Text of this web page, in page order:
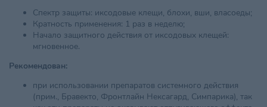
Спектр защиты: иксодовые клещи, блохи, вши, власоеды;
Кратность применения: 1 раз в неделю;
Начало защитного действия от иксодовых клещей:
мгновенное.
Рекомендован:
при использовании препаратов системного действия
(прим., Бравекто, Фронтлайн Нексагард, Симпарика), так